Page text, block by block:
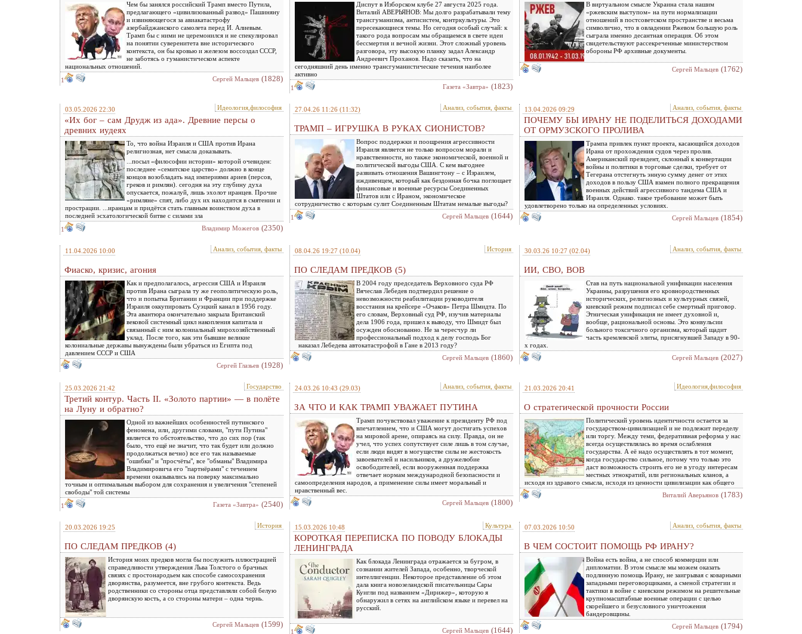
Чем бы занялся российский Трамп вместо Путила,
предлагающего «цивилизованный развод» Пашиняну
и извиняющегося за авиакатастрофу
азербайджанского самолета перед И. Алиевым.
Трамп бы с ними не церемонился и не спекулировал
на понятии суверенитета вне исторического
контекста, он бы кровью и железом воссоздал СССР,
не заботясь о гуманистическом аспекте
национальных отношений.
1
Сергей Мальцев (1828)
Диспут в Изборском клубе 27 августа 2025 года.
Виталий АВЕРЬЯНОВ: Мы долго разрабатывали тему
трансгуманизма, антисистем, контркультуры. Это
пересекающиеся темы. Но сегодня особый случай: к
такого рода вопросам мы обращаемся в свете идеи
бессмертия и вечной жизни. Этот сложный уровень
разговора, эту высокую планку задал Александр
Андреевич Проханов. Надо сказать, что на
сегодняшний день именно трансгуманистические течения наиболее
активно
1
Газета «Завтра» (1823)
В виртуальном смысле Украина стала нашим
«ржевским выступом» на пути нормализации
отношений в постсоветском пространстве и весьма
символично, что в овладении Ржевом большую роль
сыграла именно десантная операция. Об этом
свидетельствуют рассекреченные министерством
обороны РФ архивные документы.
Сергей Мальцев (1762)
03.05.2026 22:30 Идеология,философия
«Их бог – сам Друдж из ада». Древние персы о
древних иудеях
То, что война Израиля и США против Ирана
религиозная, нет смысла доказывать.
...посыл «философии истории» которой очевиден:
последнее «семитское царство» должно в конце
концов возобладать над империями ариев (персов,
греков и римлян). сегодня на эту глубину духа
опускается, пожалуй, лишь эхолот иранцев. Прочие
«римляне» спят, либо дух их находится в смятении и
прострации. ...иранцам и придётся стать главным воинством духа в
последней эсхатологической битве с силами зла
1
Владимир Можегов (2350)
27.04.26 11:26 (11:32) Анализ, события, факты
ТРАМП – ИГРУШКА В РУКАХ СИОНИСТОВ?
Вопрос поддержки и поощрения агрессивности
Израиля является не только вопросом морали и
нравственности, но также экономической, военной и
политической выгоды США. С кем выгоднее
развивать отношения Вашингтону – с Израилем,
иждивенцем, который как бездонная бочка поглощает
финансовые и военные ресурсы Соединенных
Штатов или с Ираном, экономическое
сотрудничество с которым сулит Соединенным Штатам немалые выгоды?
1
Сергей Мальцев (1644)
13.04.2026 09:29 Анализ, события, факты
ПОЧЕМУ БЫ ИРАНУ НЕ ПОДЕЛИТЬСЯ ДОХОДАМИ
ОТ ОРМУЗСКОГО ПРОЛИВА
Трампа привлек пункт проекта, касающийся доходов
Ирана от прохождения судов через пролив.
Американский президент, склонный к конвертации
войны и политики в торговые сделки, требует от
Тегерана отстегнуть энную сумму денег от этих
доходов в пользу США взамен полного прекращения
военных действий агрессивного тандема США и
Израиля. Однако. такое требование может быть
удовлетворено только на определенных условиях.
Сергей Мальцев (1854)
11.04.2026 10:00 Анализ, события, факты
Фиаско, кризис, агония
Как и предполагалось, агрессия США и Израиля
против Ирана сыграла ту же геополитическую роль,
что и попытка Британии и Франции при поддержке
Израиля оккупировать Суэцкий канал в 1956 году.
Эта авантюра окончательно закрыла Британский
вековой системный цикл накопления капитала и
связанный с ним колониальный мирохозяйственный
уклад. После того, как эти бывшие великие
колониальные державы вынуждены были убраться из Египта под
давлением СССР и США
Сергей Глазьев (1928)
08.04.26 19:27 (10.04) История
ПО СЛЕДАМ ПРЕДКОВ (5)
В 2004 году председатель Верховного суда РФ
Вячеслав Лебедев подтвердил решение о
невозможности реабилитации руководителя
восстания на крейсере «Очаков» Петра Шмидта. По
его словам, Верховный суд РФ, изучив материалы
дела 1906 года, пришел к выводу, что Шмидт был
осужден обоснованно. Не за чересчур ли
профессиональный подход к делу господь Бог
наказал Лебедева автокатастрофой в Гане в 2013 году?
Сергей Мальцев (1860)
30.03.26 10:27 (02.04) Анализ, события, факты
ИИ, СВО, ВОВ
Став на путь национальной унификации населения
Украины, разрушения его кровнородственных
исторических, религиозных и культурных связей,
киевский режим подписал себе смертный приговор.
Этническая унификация не имеет духовной и,
вообще, рациональной основы. Это конвульсии
больного токсичного организма, который щадит
часть кремлевской элиты, присягнувшей Западу в 90-
х годах.
Сергей Мальцев (2027)
25.03.2026 21:42 Государство
Третий контур. Часть II. «Золото партии» — в полёте
на Луну и обратно?
Одной из важнейших особенностей путинского
феномена, или, другими словами, "пути Путина"
является то обстоятельство, что до сих пор (так
было, что ещё не значит, что так будет или должно
продолжаться вечно) все его так называемые
"ошибки" и "просчёты", все "обманы" Владимира
Владимировича его "партнёрами" с течением
времени оказывались на поверку максимально
точным и оптимальным выбором для сохранения и увеличения "степеней
свободы" той системы
1
Газета «Завтра» (2540)
24.03.26 10:43 (29.03) Анализ, события, факты
ЗА ЧТО И КАК ТРАМП УВАЖАЕТ ПУТИНА
Трамп почувствовал уважение к президенту РФ под
впечатлением, что и США могут достигать успехов
на мировой арене, опираясь на силу. Правда, он не
учел, что успех сопутствует силе лишь в том случае,
если люди видят в могуществе силы не жестокость
завоевателей и насильников, а дружелюбие
освободителей, если вооруженная поддержка
отвечает нормам международной безопасности и
самоопределения народов, а применение силы имеет моральный и
нравственный вес.
Сергей Мальцев (1800)
21.03.2026 20:41 Идеология,философия
О стратегической прочности России
Политический уровень идентичности остается за
государством-цивилизацией и не подлежит переделу
или торгу. Между теми, федеративная реформа у нас
всегда осуществлялась во время ослабления
государства. А её надо осуществлять в тот момент,
когда государство сильное, потому что только это
даст возможность строить его не в угоду интересам
местных этнократий, или региональных кланов, а
исходя из здравого смысла, исходя из ценности цивилизации как общего
Виталий Аверьянов (1783)
20.03.2026 19:25 История
ПО СЛЕДАМ ПРЕДКОВ (4)
История моих предков могла бы послужить иллюстрацией
справедливости утверждения Льва Толстого о брачных
связях с простонародьем как способе самосохранения
дворянства, разумеется, вне грубого контекста. Ведь
родственники со стороны отца представляли собой белую
дворянскую кость, а со стороны матери – одна чернь.
Сергей Мальцев (1599)
15.03.2026 10:48 Культура
КОРОТКАЯ ПЕРЕПИСКА ПО ПОВОДУ БЛОКАДЫ
ЛЕНИНГРАДА
Как блокада Ленинграда отражается за бугром, в
сознании жителей Запада, особенно, творческой
интеллигенции. Некоторое представление об этом
дала книга новозеландской писательницы Сары
Куигли под названием «Дирижер», которую я
обнаружил в сетях на английском языке и перевел на
русский.
1 Сергей Мальцев (1644)
07.03.2026 10:50 Анализ, события, факты
В ЧЕМ СОСТОИТ ПОМОЩЬ РФ ИРАНУ?
Война есть война, а не способ коммерции или
дипломатии. В этом смысле мы можем оказать
подлинную помощь Ирану, не заигрывая с коварными
западными переговорщиками, а сменой стратегии и
тактики в войне с киевским режимом на решительные
крупномасштабные военные операции с целью
скорейшего и безусловного уничтожения
бандеровщины.
Сергей Мальцев (1794)